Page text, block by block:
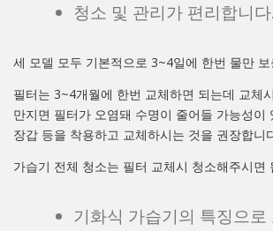
청소 및 관리가 편리합니다.
세 모델 모두 기본적으로 3~4일에 한번 물만
필터는 3~4개월에 한번 교체하면 되는데 교체
만지면 필터가 오염돼 수명이 줄어들 가능성이
장갑 등을 착용하고 교체하시는 것을 권장합니
가습기 전체 청소는 필터 교체시 청소해주시면
기화식 가습기의 특징으로